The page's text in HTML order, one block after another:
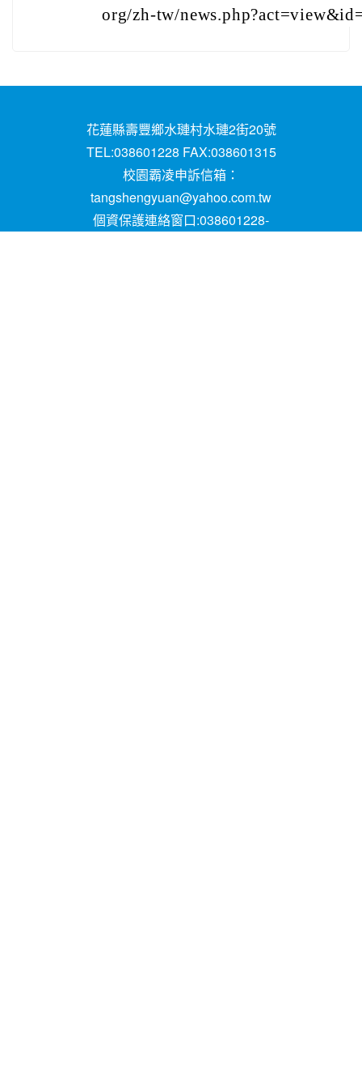
org/zh-tw/
花蓮縣壽豐鄉水璉村水璉2街20號
TEL:038601228 FAX:038601315
校園霸凌申訴信箱：
tangshengyuan@yahoo.com.tw
個資保護連絡窗口:038601228-